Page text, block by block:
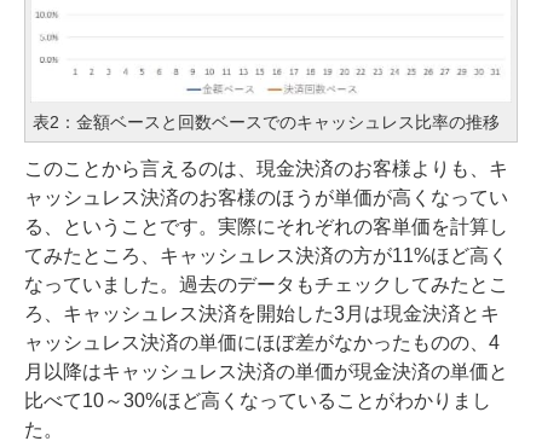
表2：金額ベースと回数ベースでのキャッシュレス比率の推移
このことから言えるのは、現金決済のお客様よりも、キ
ャッシュレス決済のお客様のほうが単価が高くなってい
る、ということです。実際にそれぞれの客単価を計算し
てみたところ、キャッシュレス決済の方が11%ほど高く
なっていました。過去のデータもチェックしてみたとこ
ろ、キャッシュレス決済を開始した3月は現金決済とキ
ャッシュレス決済の単価にほぼ差がなかったものの、4
月以降はキャッシュレス決済の単価が現金決済の単価と
比べて10～30%ほど高くなっていることがわかりまし
た。